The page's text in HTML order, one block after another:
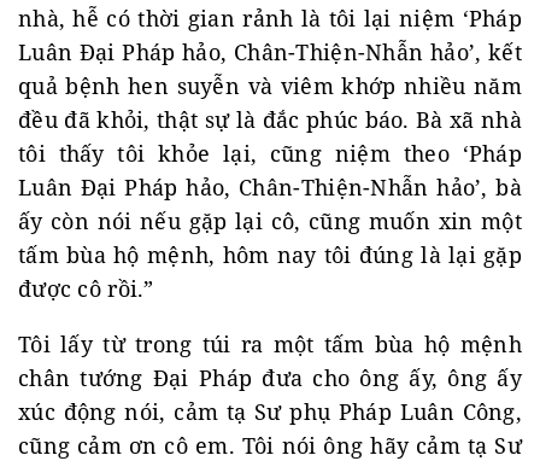
nhà, hễ có thời gian rảnh là tôi lại niệm ‘Pháp
Luân Đại Pháp hảo, Chân-Thiện-Nhẫn hảo’, kết
quả bệnh hen suyễn và viêm khớp nhiều năm
đều đã khỏi, thật sự là đắc phúc báo. Bà xã nhà
tôi thấy tôi khỏe lại, cũng niệm theo ‘Pháp
Luân Đại Pháp hảo, Chân-Thiện-Nhẫn hảo’, bà
ấy còn nói nếu gặp lại cô, cũng muốn xin một
tấm bùa hộ mệnh, hôm nay tôi đúng là lại gặp
được cô rồi.”
Tôi lấy từ trong túi ra một tấm bùa hộ mệnh
chân tướng Đại Pháp đưa cho ông ấy, ông ấy
xúc động nói, cảm tạ Sư phụ Pháp Luân Công,
cũng cảm ơn cô em. Tôi nói ông hãy cảm tạ Sư